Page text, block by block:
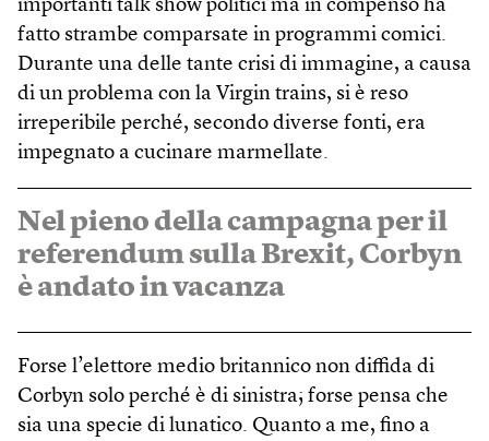
importanti talk show politici ma in compenso ha
fatto strambe comparsate in programmi comici.
Durante una delle tante crisi di immagine, a causa
di un problema con la Virgin trains, si è reso
irreperibile perché, secondo diverse fonti, era
impegnato a cucinare marmellate.
Nel pieno della campagna per il
referendum sulla Brexit, Corbyn
è andato in vacanza
Forse l’elettore medio britannico non diffida di
Corbyn solo perché è di sinistra; forse pensa che
sia una specie di lunatico. Quanto a me, fino a